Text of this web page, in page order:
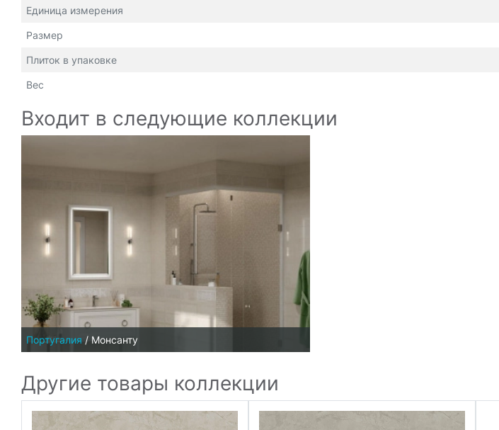
Единица измерения
Размер
Плиток в упаковке
Вес
Входит в следующие коллекции
Португалия / Монсанту
Другие товары коллекции